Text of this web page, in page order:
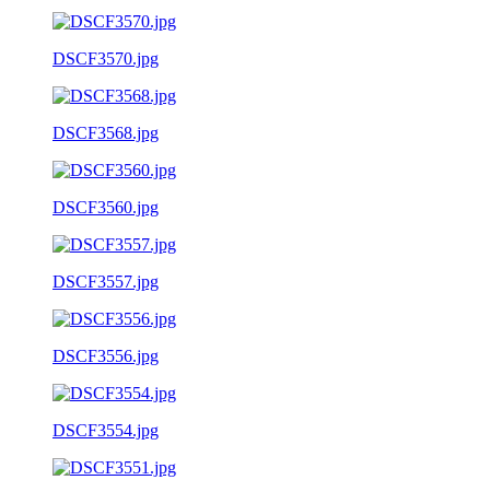
DSCF3570.jpg
DSCF3568.jpg
DSCF3560.jpg
DSCF3557.jpg
DSCF3556.jpg
DSCF3554.jpg